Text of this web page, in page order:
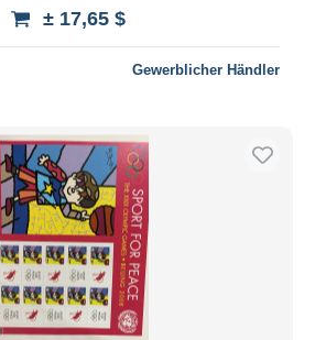
± 17,65 $
Gewerblicher Händler